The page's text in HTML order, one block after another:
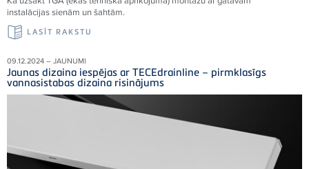
instalācijas sienām un šahtām.
LASĪT RAKSTU
09.12.2024 – JAUNUMI
Jaunas dizaina iespējas ar TECEdrainline – pirmklasīgs
vannasistabas dizaina risinājums